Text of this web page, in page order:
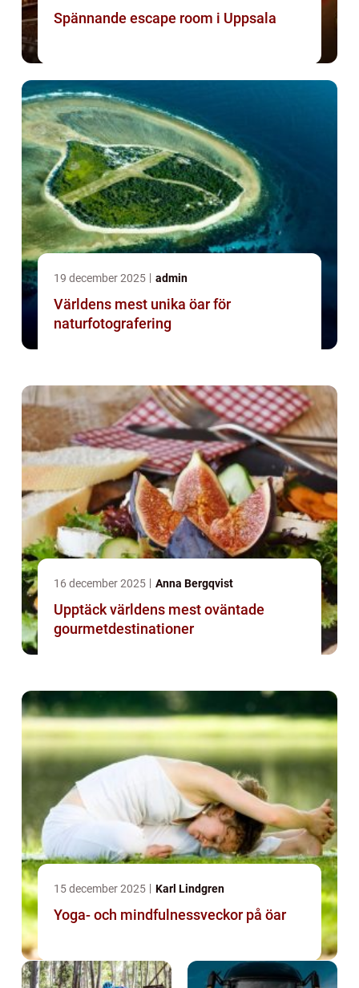
Spännande escape room i Uppsala
19 december 2025 admin
Världens mest unika öar för
naturfotografering
16 december 2025 Anna Bergqvist
Upptäck världens mest oväntade
gourmetdestinationer
15 december 2025 Karl Lindgren
Yoga- och mindfulnessveckor på öar